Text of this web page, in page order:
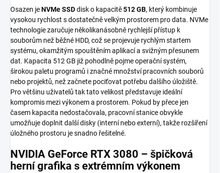
Osazen jeNVMe SSDdisk o kapacitě512 GB, který kombinuje
vysokou rychlost s dostatečně velkým prostorem pro data. NVMe
technologie zaručuje několikanásobně rychlejší přístup k
souborům než běžné HDD, což se projevuje rychlým startem
systému, okamžitým spouštěním aplikací a svižným přesunem
dat. Kapacita 512 GB již pohodlně pojme operační systém,
širokou paletu programů i značné množství pracovních souborů
nebo projektů, než začnete pociťovat potřebu dalšího úložiště.
Pro většinu uživatelů tak tato velikost představuje ideální
kompromis mezi výkonem a prostorem. Pokud by přece jen
časem kapacita nedostačovala, pracovní stanice obvykle
umožňuje doplnit další disky (interní nebo externí), takže rozšíření
úložného prostoru je snadno řešitelné.
NVIDIA GeForce RTX 3080 – špičková
herní grafika s extrémním výkonem